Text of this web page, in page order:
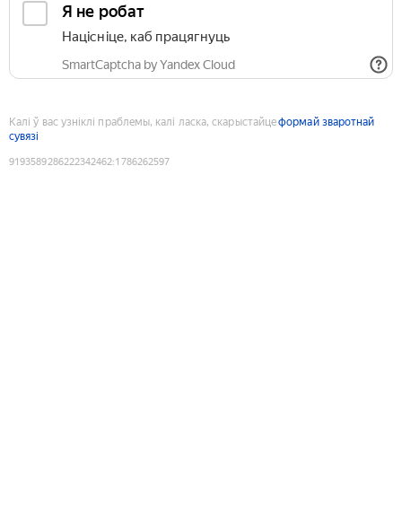
Я не робат
Націсніце, каб працягнуць
SmartCaptcha by Yandex Cloud
Калі ў вас узніклі праблемы, калі ласка, скарыстайцеформай зваротнай
сувязі
9193589286222342462:1786262597